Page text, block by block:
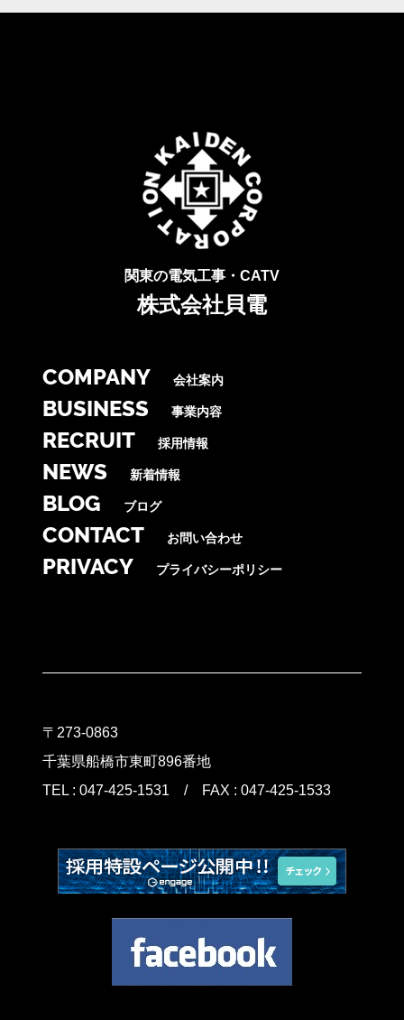
関東の電気工事・CATV
株式会社貝電
COMPANY 会社案内
BUSINESS 事業内容
RECRUIT 採用情報
NEWS 新着情報
BLOG ブログ
CONTACT お問い合わせ
PRIVACY プライバシーポリシー
〒273-0863
千葉県船橋市東町896番地
TEL : 047-425-1531/ FAX : 047-425-1533